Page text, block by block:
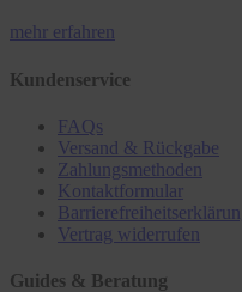
mehr erfahren
Kundenservice
FAQs
Versand & Rückgabe
Zahlungsmethoden
Kontaktformular
Vertrag widerrufen
Guides & Beratung